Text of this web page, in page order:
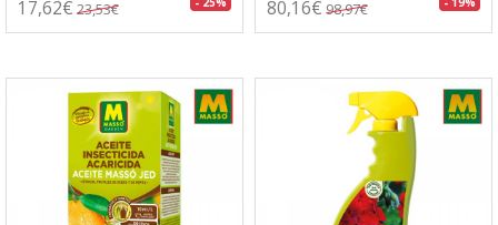
17,62€ 23,53€ - 25% 80,16€ 98,97€ - 19%